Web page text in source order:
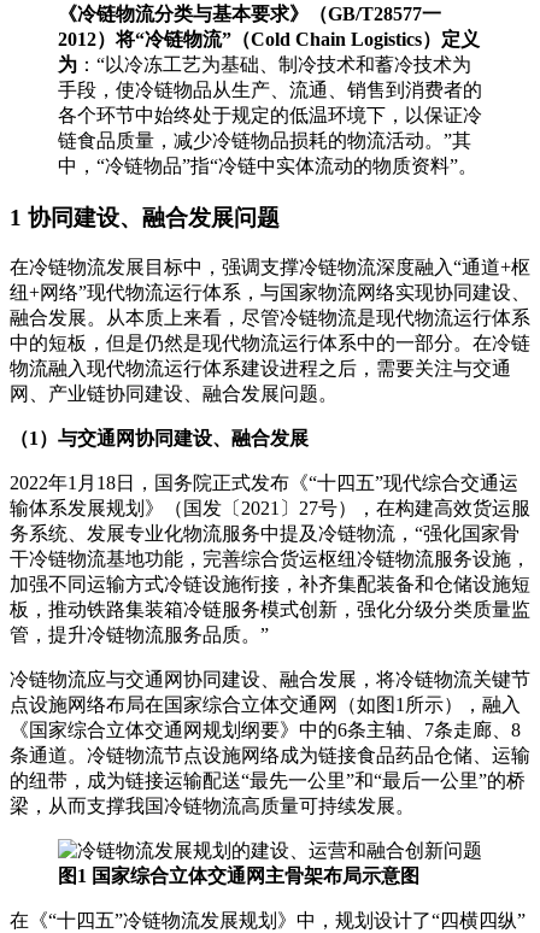
《冷链物流分类与基本要求》（GB/T28577一
2012）将“冷链物流”（Cold Chain Logistics）定义
为 ：“以冷冻工艺为基础、制冷技术和蓄冷技术为
手段，使冷链物品从生产、流通、销售到消费者的
各个环节中始终处于规定的低温环境下，以保证冷
链食品质量，减少冷链物品损耗的物流活动。”其
中，“冷链物品”指“冷链中实体流动的物质资料”。
1 协同建设、融合发展问题
在冷链物流发展目标中，强调支撑冷链物流深度融入“通道+枢
纽+网络”现代物流运行体系，与国家物流网络实现协同建设、
融合发展。从本质上来看，尽管冷链物流是现代物流运行体系
中的短板，但是仍然是现代物流运行体系中的一部分。在冷链
物流融入现代物流运行体系建设进程之后，需要关注与交通
网、产业链协同建设、融合发展问题。
（1）与交通网协同建设、融合发展
2022年1月18日，国务院正式发布《“十四五”现代综合交通运
输体系发展规划》（国发〔2021〕27号），在构建高效货运服
务系统、发展专业化物流服务中提及冷链物流，“强化国家骨
干冷链物流基地功能，完善综合货运枢纽冷链物流服务设施，
加强不同运输方式冷链设施衔接，补齐集配装备和仓储设施短
板，推动铁路集装箱冷链服务模式创新，强化分级分类质量监
管，提升冷链物流服务品质。”
冷链物流应与交通网协同建设、融合发展，将冷链物流关键节
点设施网络布局在国家综合立体交通网（如图1所示），融入
《国家综合立体交通网规划纲要》中的6条主轴、7条走廊、8
条通道。冷链物流节点设施网络成为链接食品药品仓储、运输
的纽带，成为链接运输配送“最先一公里”和“最后一公里”的桥
梁，从而支撑我国冷链物流高质量可持续发展。
图1 国家综合立体交通网主骨架布局示意图
在《“十四五”冷链物流发展规划》中，规划设计了“四横四纵”